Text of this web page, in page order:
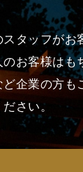
タッフがお
のお客様はも
企業の方も
さい。